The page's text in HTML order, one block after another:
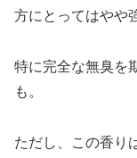
方にとってはやや
特に完全な無臭を
も。
ただし、この香り